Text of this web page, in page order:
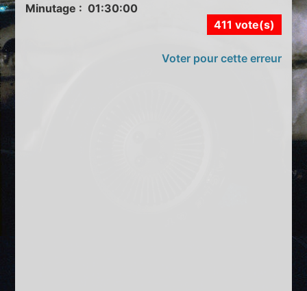
Minutage : 01:30:00
411 vote(s)
Voter pour cette erreur